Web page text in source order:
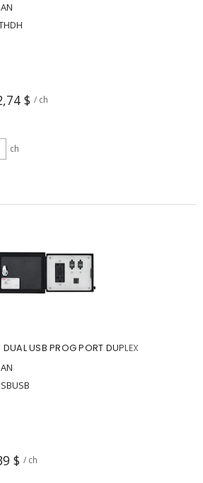
$ / ch
ch
USB PROG PORT DUPLEX
$ / ch